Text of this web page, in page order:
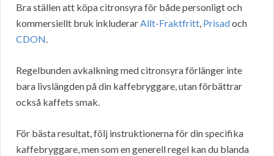
Bra ställen att köpa citronsyra för både personligt och
kommersiellt bruk inkluderarAllt-Fraktfritt, Prisadoch
CDON.
Regelbunden avkalkning med citronsyra förlänger inte
bara livslängden på din kaffebryggare, utan förbättrar
också kaffets smak.
För bästa resultat, följ instruktionerna för din specifika
kaffebryggare, men som en generell regel kan du blanda